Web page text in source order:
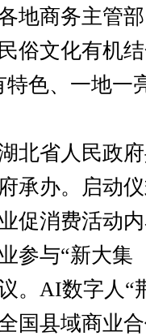
地商务主管
俗文化有机
特色、一地一
北省人民政
承办。启动
促消费活动
参与“新大
。AI数字人“
国县域商业